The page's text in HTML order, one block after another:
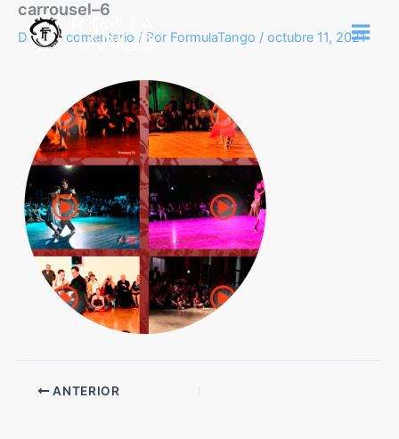
contenido
carrousel–6
Deja un comentario / Por FormulaTango / octubre 11, 2021
ANTERIOR